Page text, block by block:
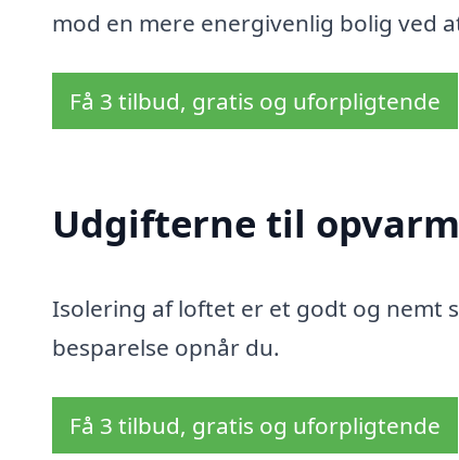
mod en mere energivenlig bolig ved
Få 3 tilbud, gratis og uforpligtende
Udgifterne til
Isolering af loftet er et godt og nemt
besparelse opnår du.
Få 3 tilbud, gratis og uforpligtende